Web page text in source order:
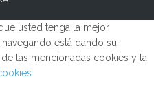
usted tenga la mejor
está dando su
las mencionadas cookies y la